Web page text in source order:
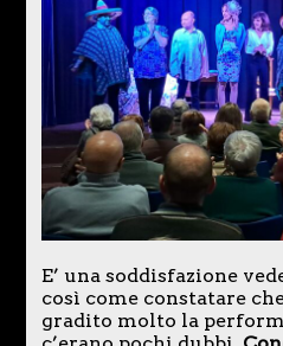
E’ una soddisfazione
così come constatare
gradito molto la